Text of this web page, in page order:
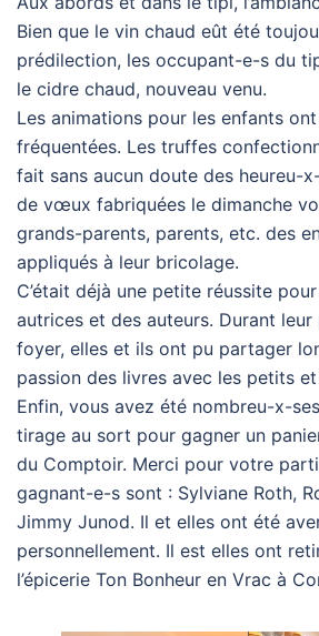
Bien que le vin chaud eût été
prédilection, les occupant-e-s du
le cidre chaud, nouveau venu.
Les animations pour les enfants
fréquentées. Les truffes
fait sans aucun doute des heureu-
de vœux fabriquées le dimanche
grands-parents, parents, etc. des
appliqués à leur bricolage.
C’était déjà une petite réussite pour
autrices et des auteurs. Durant leur
foyer, elles et ils ont pu partager
passion des livres avec les petits
Enfin, vous avez été nombreu-x-
tirage au sort pour gagner un
du Comptoir. Merci pour votre
gagnant-e-s sont : Sylviane Roth,
Jimmy Junod. Il et elles ont été
personnellement. Il est elles ont
l’épicerie Ton Bonheur en Vrac à